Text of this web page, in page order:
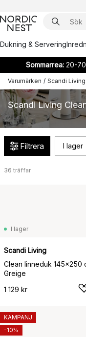
Dukning & Servering
Sommarrea:20-
Varumärken / Scandi Living
Scandi Living
Filtrera I lager
36 träffar
I lager
Scandi Living
Clean linneduk 145x250
Greige
1 129 kr
KAMPANJ
-10%